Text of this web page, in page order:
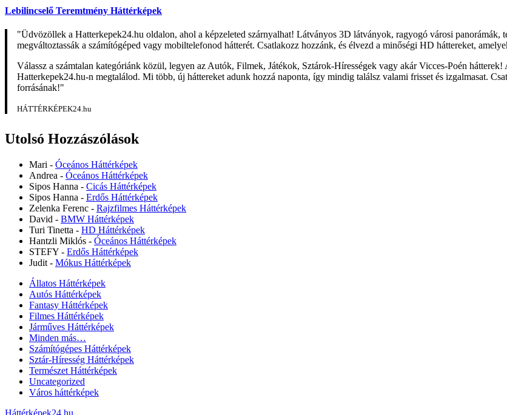
Lebilincselő Teremtmény Háttérképek
"Üdvözöllek a Hatterkepek24.hu oldalon, ahol a képzeleted szárnyalhat! Látványos 3D látványok, ragyogó városi panorámák,
megváltoztassák a számítógéped vagy mobiltelefonod hátterét. Csatlakozz hozzánk, és élvezd a minőségi HD háttereket,
Válassz a számtalan kategóriánk közül, legyen az Autók, Filmek, Játékok, Sztárok-Hírességek vagy akár Vicces-Poén
Hatterkepek24.hu-n megtalálod. Mi több, új háttereket adunk hozzá naponta, így mindig találsz valami frisset és izgalmasat.
forrásának!"
HÁTTÉRKÉPEK24.hu
Utolsó Hozzászólások
Mari - Óceános Háttérképek
Andrea - Óceános Háttérképek
Sipos Hanna - Cicás Háttérképek
Sipos Hanna - Erdős Háttérképek
Zelenka Ferenc - Rajzfilmes Háttérképek
David - BMW Háttérképek
Turi Tinetta - HD Háttérképek
Hantzli Miklós - Óceános Háttérképek
STEFY - Erdős Háttérképek
Judit - Mókus Háttérképek
Állatos Háttérképek
Autós Háttérképek
Fantasy Háttérképek
Filmes Háttérképek
Járműves Háttérképek
Minden más…
Számítógépes Háttérképek
Sztár-Híresség Háttérképek
Természet Háttérképek
Uncategorized
Város háttérképek
Háttérképek24.hu